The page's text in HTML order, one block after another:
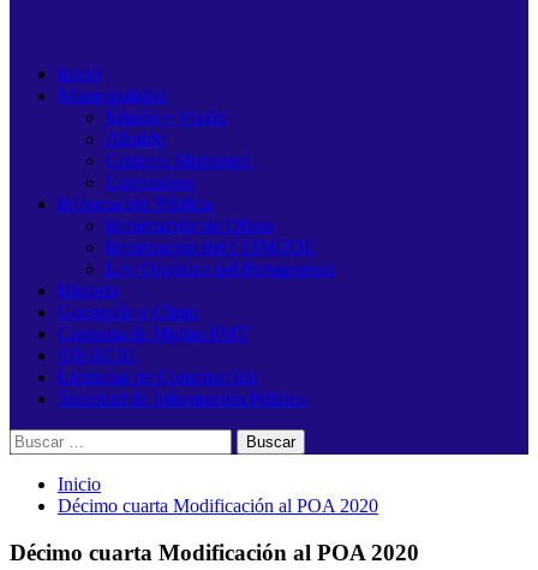
Inicio
Municipalidad
Misión y Visión
Alcalde
Concejo Municipal
Comisiones
Información Pública
Información de Oficio
Información del COMUDE
Ley Orgánica del Presupuesto
Historia
Geografía y Clima
Consulta de Multas PMT
SINACIG
Licencias de Construcción
Solicitud de Información Pública
Buscar:
Inicio
Décimo cuarta Modificación al POA 2020
Décimo cuarta Modificación al POA 2020